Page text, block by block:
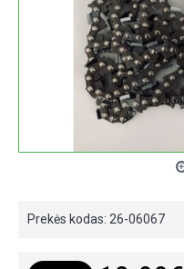
Prekės kodas: 26-06067